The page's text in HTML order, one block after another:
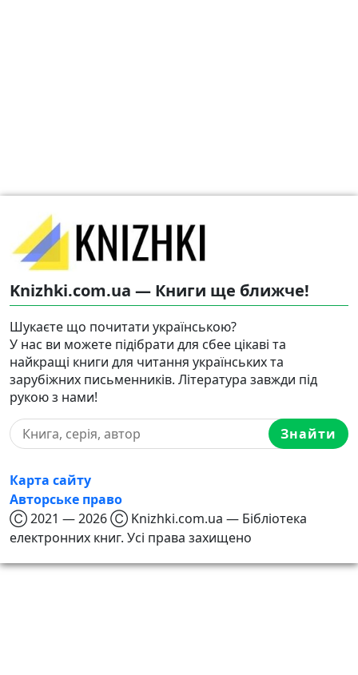
Knizhki.com.ua — Книги ще ближче!
Шукаєте що почитати українською?
У нас ви можете підібрати для сбее цікаві та
найкращі книги для читання українських та
зарубіжних письменників. Література завжди під
рукою з нами!
Знайти
Карта сайту
Авторське право
Ⓒ 2021 — 2026 Ⓒ Knizhki.com.ua — Бібліотека
електронних книг. Усі права захищено